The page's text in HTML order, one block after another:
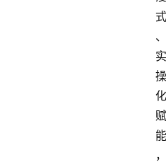
式
、
实
操
化
赋
能
，